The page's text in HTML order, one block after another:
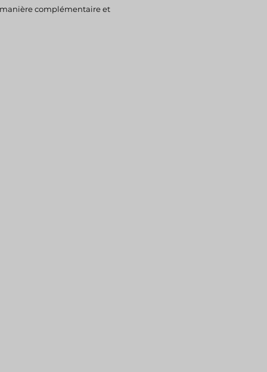
complémentaire et